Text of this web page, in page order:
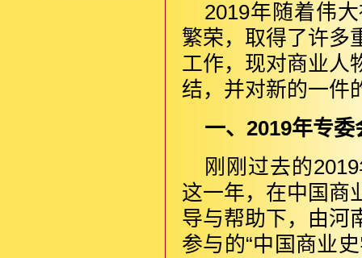
2019年随着伟
繁荣，取得了许多
工作，现对商业人
结，并对新的一件
一、2019年专委
刚刚过去的
这一年，在中国商
导与帮助下，由河
参与的“中国商业